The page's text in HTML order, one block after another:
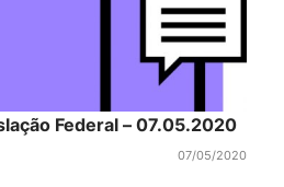
Federal – 07.05.2020
07/05/2020